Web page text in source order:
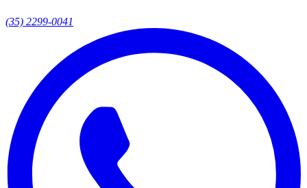
(35) 2299-0041